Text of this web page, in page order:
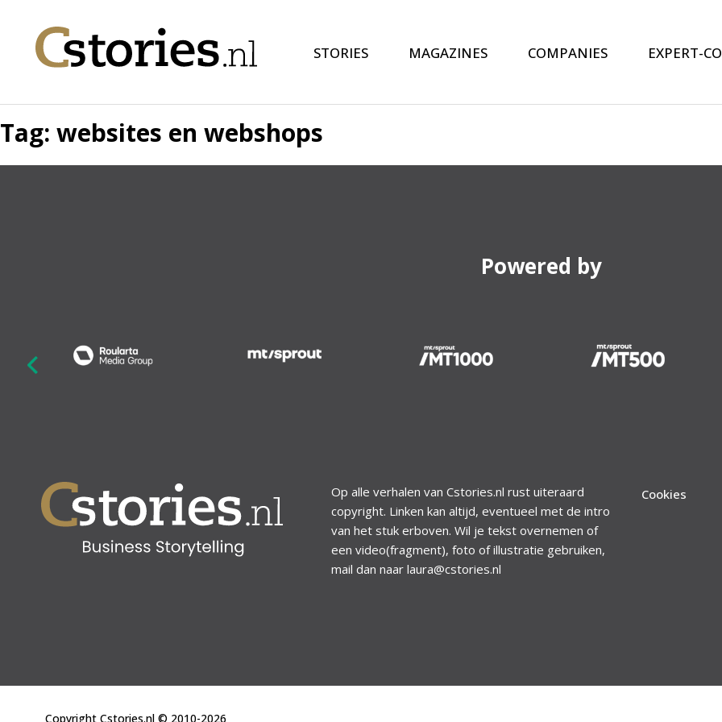
STORIES MAGAZINES COMPANIES EXPERT-
Tag: websites en webshops
Powered by
Op alle verhalen van Cstories.nl rust uiteraard
copyright. Linken kan altijd, eventueel met de intro
van het stuk erboven. Wil je tekst overnemen of
een video(fragment), foto of illustratie gebruiken,
mail dan naar laura@cstories.nl
Cookies
Copyright Cstories.nl © 2010-2026